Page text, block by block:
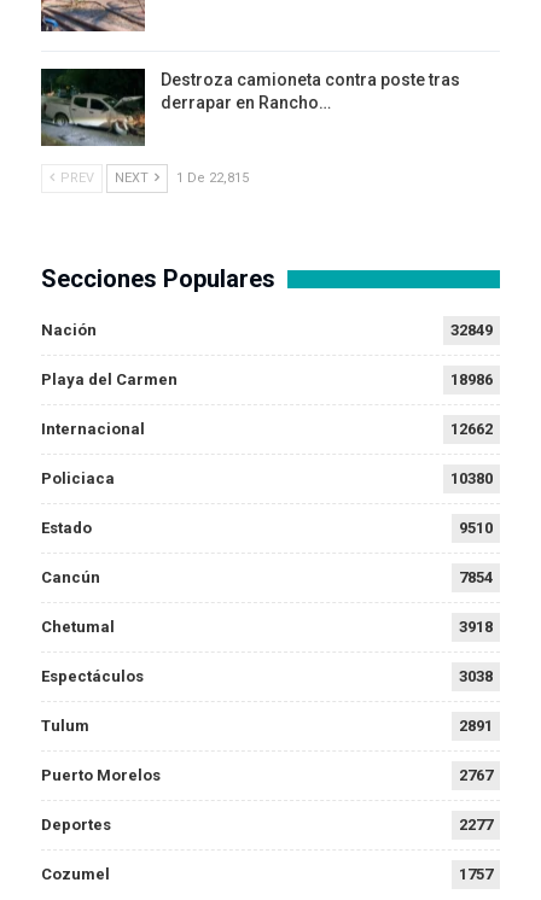
Destroza camioneta contra poste tras
derrapar en Rancho…
PREV NEXT 1 De 22,815
Secciones Populares
Nación 32849
Playa del Carmen 18986
Internacional 12662
Policiaca 10380
Estado 9510
Cancún 7854
Chetumal 3918
Espectáculos 3038
Tulum 2891
Puerto Morelos 2767
Deportes 2277
Cozumel 1757